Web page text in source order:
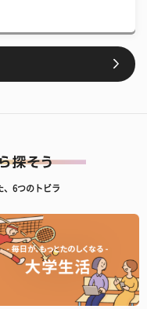
、6つのトビラ